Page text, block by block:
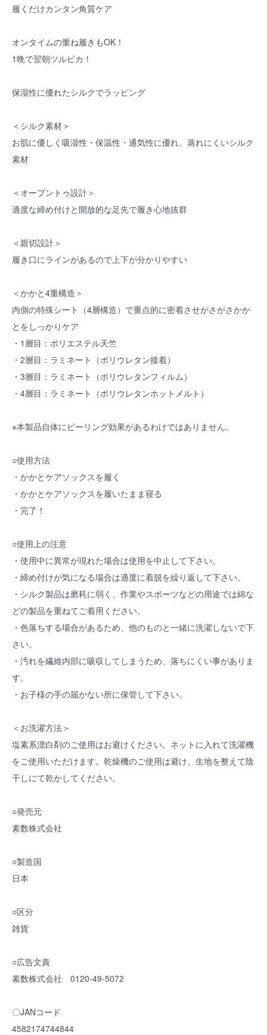
履くだけカンタン角質ケア
オンタイムの重ね履きもOK！
1晩で翌朝ツルピカ！
保湿性に優れたシルクでラッピング
＜シルク素材＞
お肌に優しく吸湿性・保温性・通気性に優れ、蒸れにくいシルク
素材
＜オープントゥ設計＞
適度な締め付けと開放的な足先で履き心地抜群
＜親切設計＞
履き口にラインがあるので上下が分かりやすい
＜かかと4重構造＞
内側の特殊シート（4層構造）で重点的に密着させがさがさかか
とをしっかりケア
・1層目：ポリエステル天竺
・2層目：ラミネート（ポリウレタン接着）
・3層目：ラミネート（ポリウレタンフィルム）
・4層目：ラミネート（ポリウレタンホットメルト）
※本製品自体にピーリング効果があるわけではありません。
○使用方法
・かかとケアソックスを履く
・かかとケアソックスを履いたまま寝る
・完了！
○使用上の注意
・使用中に異常が現れた場合は使用を中止して下さい。
・締め付けが気になる場合は適度に着脱を繰り返して下さい。
・シルク製品は磨耗に弱く、作業やスポーツなどの用途では綿な
どの製品を重ねてご着用ください。
・色落ちする場合があるため、他のものと一緒に洗濯しないで下
さい。
・汚れを繊維内部に吸収してしまうため、落ちにくい事がありま
す。
・お子様の手の届かない所に保管して下さい。
＜お洗濯方法＞
塩素系漂白剤のご使用はお避けください。ネットに入れて洗濯機
をご使用いただけます。乾燥機のご使用は避け、生地を整えて陰
干しにて乾かしてください。
○発売元
素数株式会社
○製造国
日本
○区分
雑貨
○広告文責
素数株式会社 0120-49-5072
〇JANコード
4582174744844